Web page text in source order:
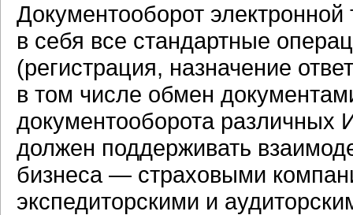
Документооборот
в себя все стандартные
(регистрация, назначение
в том числе обмен
документооборота
должен поддерживать
бизнеса — страховыми
экспедиторскими и